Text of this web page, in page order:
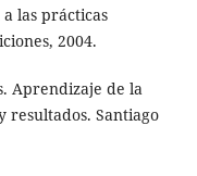
las prácticas
2004.
Aprendizaje de la
resultados. Santiago